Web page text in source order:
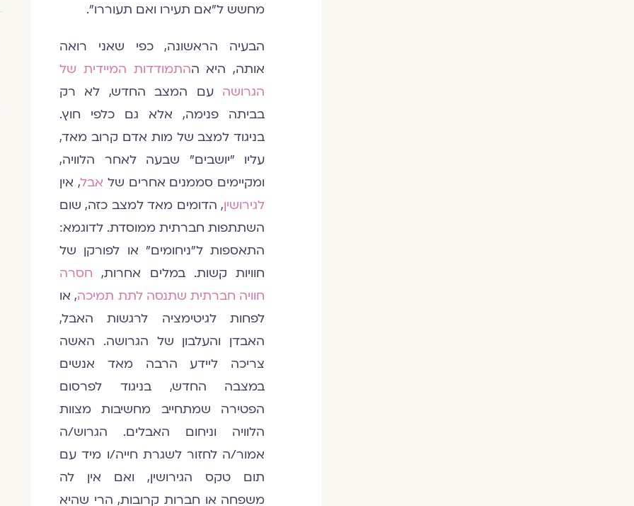
מחשש ל"אם תעירו ואם תעוררו".
הבעיה הראשונה, כפי שאני רואה
אותה, היא ההתמודדות המיידית של
הגרושה עם המצב החדש, לא רק
בביתה פנימה, אלא גם כלפי חוץ.
בניגוד למצב של מות אדם קרוב מאד,
עליו "יושבים" שבעה לאחר הלוויה,
ומקיימים סממנים אחרים של אבל, אין
לגירושין, הדומים מאד למצב כזה, שום
השתתפות חברתית ממוסדת. לדוגמא:
התאספות ל"ניחומים" או לפורקן של
חוויות קשות. במלים אחרות, חסרה
חוויה חברתית שתנסה לתת תמיכה, או
לפחות לגיטימציה לרגשות האבל,
האבדן והעלבון של הגרושה. האשה
צריכה ליידע הרבה מאד אנשים
במצבה החדש, בניגוד לפרסום
הפטירה שמתחייב מחשיבות מצוות
הלוויה וניחום האבלים. הגרוש/ה
אמור/ה לחזור לשגרת חייה/ו מיד עם
תום טקס הגירושין, ואם אין לה
משפחה או חברות קרובות, הרי שהיא